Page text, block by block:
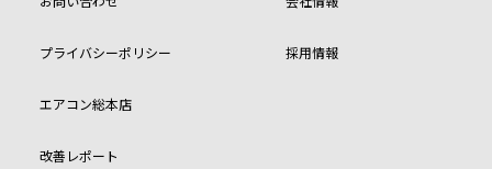
プライバシーポリシー 採用情報
エアコン総本店
改善レポート